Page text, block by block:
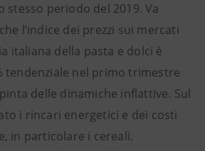
stesso periodo del 2019. Va
l’indice dei prezzi sui mercati
italiana della pasta e dolci è
tendenziale nel primo trimestre
delle dinamiche inflattive. Sul
i rincari energetici e dei costi
in particolare i cereali.